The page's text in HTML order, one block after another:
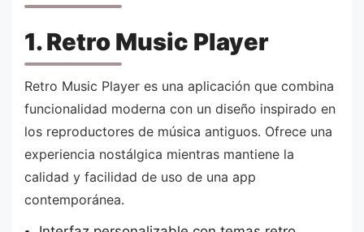
1. Retro Music Player
Retro Music Player es una aplicación que combina
funcionalidad moderna con un diseño inspirado en
los reproductores de música antiguos. Ofrece una
experiencia nostálgica mientras mantiene la
calidad y facilidad de uso de una app
contemporánea.